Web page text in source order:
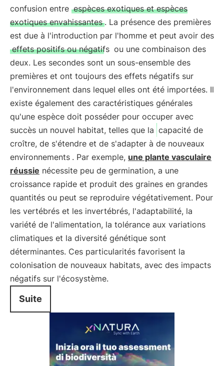
confusion entre espèces exotiques et espèces
exotiques envahissantes . La présence des premières
est due à l'introduction par l'homme et peut avoir des
effets positifs ou négatifs ou une combinaison des
deux. Les secondes sont un sous-ensemble des
premières et ont toujours des effets négatifs sur
l'environnement dans lequel elles ont été importées. Il
existe également des caractéristiques générales
qu'une espèce doit posséder pour occuper avec
succès un nouvel habitat, telles que la capacité de
croître, de s'étendre et de s'adapter à de nouveaux
environnements . Par exemple, une plante vasculaire
réussie nécessite peu de germination, a une
croissance rapide et produit des graines en grandes
quantités ou peut se reproduire végétativement. Pour
les vertébrés et les invertébrés, l'adaptabilité, la
variété de l'alimentation, la tolérance aux variations
climatiques et la diversité génétique sont
déterminantes. Ces particularités favorisent la
colonisation de nouveaux habitats, avec des impacts
négatifs sur l'écosystème.
Suite